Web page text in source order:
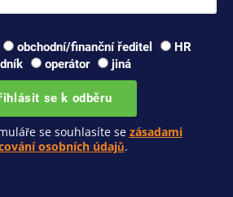
obchodní/finanční ředitel
HR
operátor jiná
se k odběru
se souhlasíte se zásadami
osobních údajů.